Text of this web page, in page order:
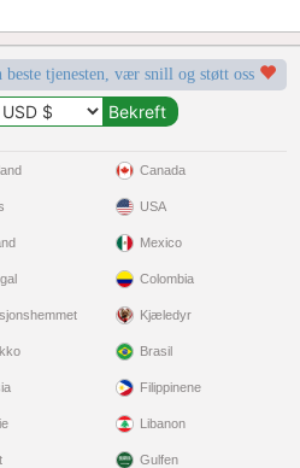
tjenesten, vær snill og støtt oss
Canada
USA
Mexico
Colombia
Kjæledyr
Brasil
Filippinene
Libanon
Gulfen